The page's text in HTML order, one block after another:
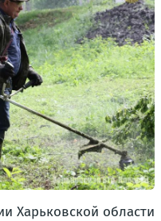
Харьковской области